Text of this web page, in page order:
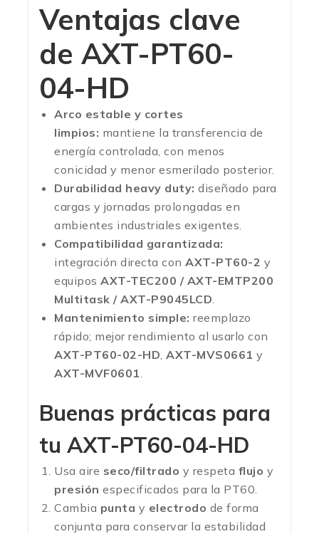
Ventajas clave
de AXT-PT60-
04-HD
Arco estable y cortes
limpios: mantiene la transferencia de
energía controlada, con menos
conicidad y menor esmerilado posterior.
Durabilidad heavy duty: diseñado para
cargas y jornadas prolongadas en
ambientes industriales exigentes.
Compatibilidad garantizada:
integración directa con AXT-PT60-2 y
equipos AXT-TEC200 / AXT-EMTP200
Multitask / AXT-P9045LCD
Mantenimiento simple: reemplazo
rápido; mejor rendimiento al usarlo con
AXT-PT60-02-HD AXT-MVS0661 y
AXT-MVF0601
Buenas prácticas para
tu AXT-PT60-04-HD
Usa aire seco/filtrado y respeta flujo y
presión especificados para la PT60.
Cambia punta y electrodo de forma
conjunta para conservar la estabilidad